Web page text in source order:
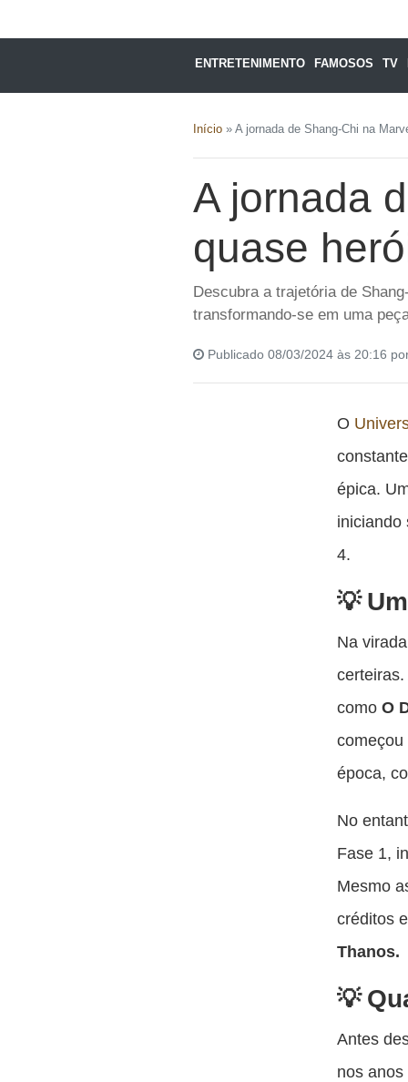
ENTRETENIMENTO FAMOSOS TV
Início » A jornada de Shang-Chi na
A jornada
quase
Descubra a trajetória de
transformando-se em uma
Publicado 08/03/2024 às 20:16
O
épica.
iniciando
4.
Na
comoO
época,
No
Fase 1,
Mesmo
créditos
Thanos.
Antes
nos